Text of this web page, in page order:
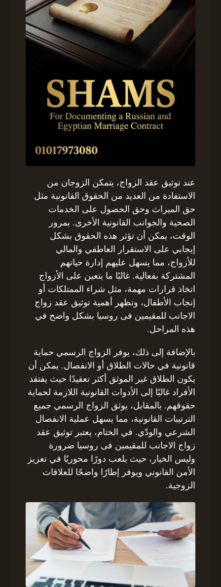
عند توثيق عقد الزواج، يتمكن الزوجان من
الاستفادة من العديد من الحقوق القانونية مثل
حق الميراث وحق الحصول على الخدمات
الصحية والجوانب القانونية الأخرى. بمرور
الوقت، يمكن أن تؤثر هذه الحقوق بشكل
إيجابي على الاستقرار العاطفي والمالي
للأزواج، مما يسهل عليهم إدارة حياتهم
المشتركة بفعالية. غالبًا ما يتعين على الأزواج
اتخاذ قرارات مهمة، مثل شراء الممتلكات أو
إنجاب الأطفال، وتظهر أهمية توثيق عقد زواج
الاجانب للمقيمين فى روسيا بشكل واضح في
هذه المراحل.
بالإضافة إلى ذلك، يوفر الزواج الرسمي حماية
قانونية في حالات الطلاق أو الانفصال. يمكن أن
يكون الطلاق غير الموثق أكثر تعقيدًا حيث يفتقد
الأفراد غالبًا إلى الأدوات القانونية اللازمة لحماية
حقوقهم. بالمقابل، يوثق الزواج الرسمي جميع
الترتيبات القانونية، مما يسهل عملية الانفصال
الشرعي والودّي. في الختام، يعتبر توثيق عقد
زواج الاجانب للمقيمين فى روسيا ضرورة
وليس الخيار، حيث يلعب دورًا محوريًا في تعزيز
الأمن القانوني ويوفر إطارًا واضحًا للعلاقات
الزوجية.